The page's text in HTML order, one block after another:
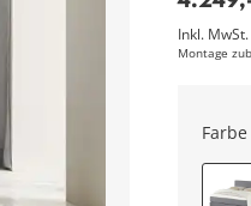
Inkl.
Montage